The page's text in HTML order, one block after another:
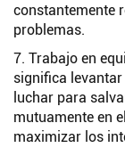
constantemente
problemas.
7. Trabajo en
significa
luchar para
mutuamente en
maximizar los